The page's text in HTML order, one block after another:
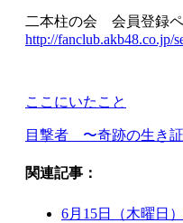
二本柱の会 会員登録
http://fanclub.akb48.co.jp/
ここにいたこと
目撃者 〜奇跡の生き証
関連記事：
6月15日（木曜日